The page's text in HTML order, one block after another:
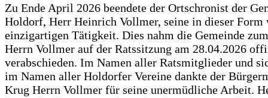
Zu Ende April 2026 beendete der Ortschronist der
Holdorf, Herr Heinrich Vollmer, seine in dieser Form
einzigartigen Tätigkeit. Dies nahm die Gemeinde
Herrn Vollmer auf der Ratssitzung am 28.04.2026
verabschieden. Im Namen aller Ratsmitglieder und
im Namen aller Holdorfer Vereine dankte der
Krug Herrn Vollmer für seine unermüdliche Arbeit.